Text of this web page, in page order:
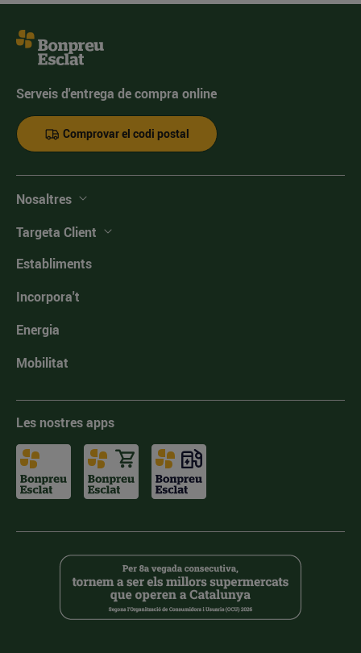
Serveis d'entrega de compra online
Comprovar el codi postal
Nosaltres
Targeta Client
Establiments
Incorpora't
Energia
Mobilitat
Les nostres apps